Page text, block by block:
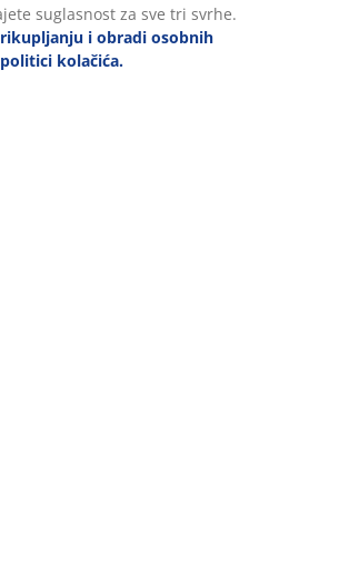
suglasnost za sve tri svrhe.
i obradi osobnih
politici kolačića.